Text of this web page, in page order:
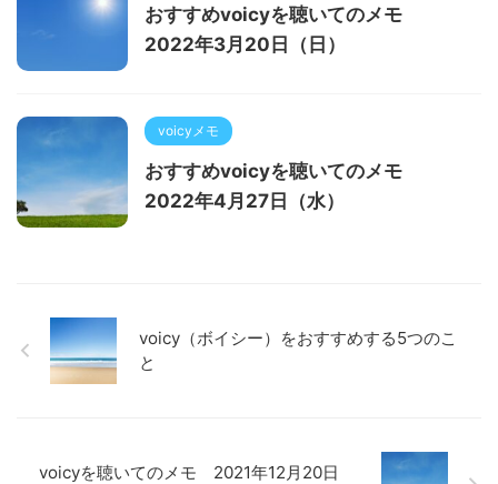
おすすめvoicyを聴いてのメモ
2022年3月20日（日）
voicyメモ
おすすめvoicyを聴いてのメモ
2022年4月27日（水）
voicy（ボイシー）をおすすめする5つのこ
と
voicyを聴いてのメモ 2021年12月20日